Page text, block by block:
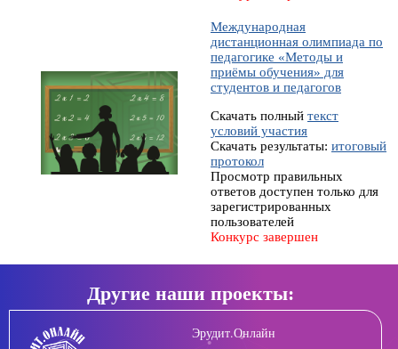
Международная
дистанционная олимпиада по
педагогике «Методы и
приёмы обучения» для
студентов и педагогов
Скачать полный текст
условий участия
Скачать результаты: итоговый
протокол
Просмотр правильных
ответов доступен только для
зарегистрированных
пользователей
Конкурс завершен
Другие наши проекты:
Эрудит.Онлайн